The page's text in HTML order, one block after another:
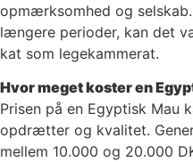
opmærksomhed og
længere perioder, kan det
kat som legekammerat.
Hvor meget koster en
Prisen på en Egyptisk Mau
opdrætter og kvalitet.
mellem 10.000 og 20.000